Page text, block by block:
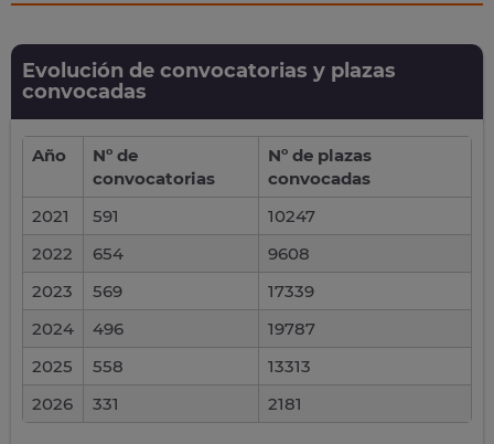
Evolución de convocatorias y plazas
convocadas
Año
Nº de
convocatorias
Nº de plazas
convocadas
2021
591
10247
2022
654
9608
2023
569
17339
2024
496
19787
2025
558
13313
2026
331 2181